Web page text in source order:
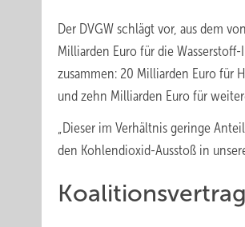
Der DVGW schlägt vor, aus dem
Milliarden Euro für die
zusammen: 20 Milliarden Euro für
und zehn Milliarden Euro für
„Dieser im Verhältnis geringe
den Kohlendioxid-Ausstoß in